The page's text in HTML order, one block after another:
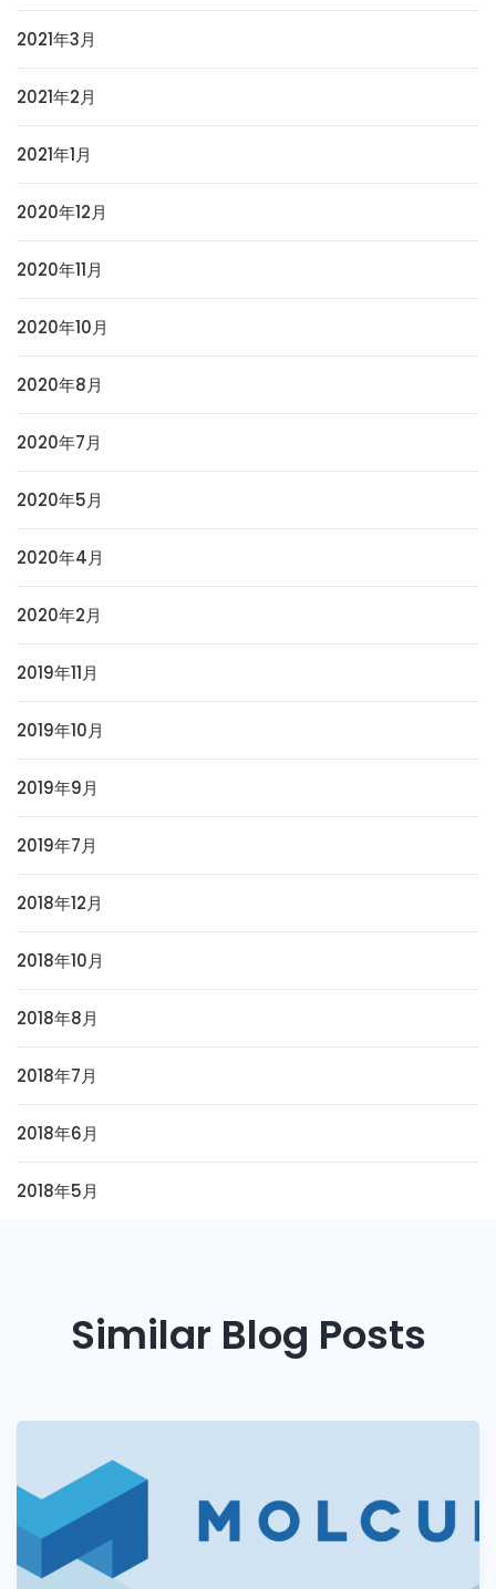
2021年3月
2021年2月
2021年1月
2020年12月
2020年11月
2020年10月
2020年8月
2020年7月
2020年5月
2020年4月
2020年2月
2019年11月
2019年10月
2019年9月
2019年7月
2018年12月
2018年10月
2018年8月
2018年7月
2018年6月
2018年5月
Similar Blog Posts